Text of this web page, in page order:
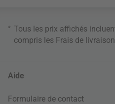
* Tous les prix affichés
compris les Frais de livraison
Aide
Formulaire de contact